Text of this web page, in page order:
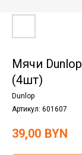
Мячи
(4шт)
Dunlop
Артикул: 601607
39,00 BYN